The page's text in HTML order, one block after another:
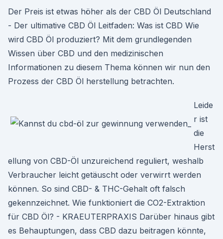
Der Preis ist etwas höher als der CBD Öl Deutschland
- Der ultimative CBD Öl Leitfaden: Was ist CBD Wie
wird CBD Öl produziert? Mit dem grundlegenden
Wissen über CBD und den medizinischen
Informationen zu diesem Thema können wir nun den
Prozess der CBD Öl herstellung betrachten.
Leide
r ist
die
Herst
ellung von CBD-Öl unzureichend reguliert, weshalb
Verbraucher leicht getäuscht oder verwirrt werden
können. So sind CBD- & THC-Gehalt oft falsch
gekennzeichnet. Wie funktioniert die CO2-Extraktion
für CBD Öl? - KRAEUTERPRAXIS Darüber hinaus gibt
es Behauptungen, dass CBD dazu beitragen könnte,